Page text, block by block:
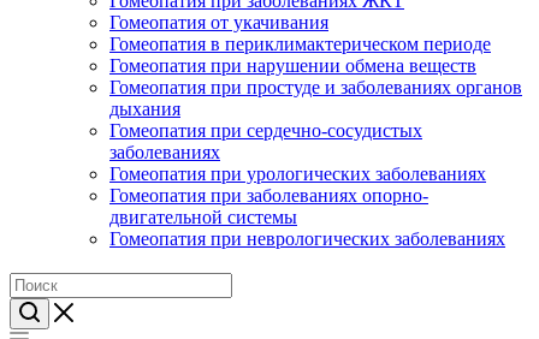
Гомеопатия от укачивания
Гомеопатия в периклимактерическом периоде
Гомеопатия при нарушении обмена веществ
Гомеопатия при простуде и заболеваниях органов
дыхания
Гомеопатия при сердечно-сосудистых
заболеваниях
Гомеопатия при урологических заболеваниях
Гомеопатия при заболеваниях опорно-
двигательной системы
Гомеопатия при неврологических заболеваниях